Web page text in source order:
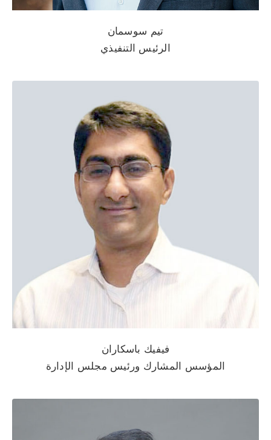
تيم سوسمان
الرئيس التنفيذي
فيفيك باسكاران
المؤسس المشارك ورئيس مجلس الإدارة